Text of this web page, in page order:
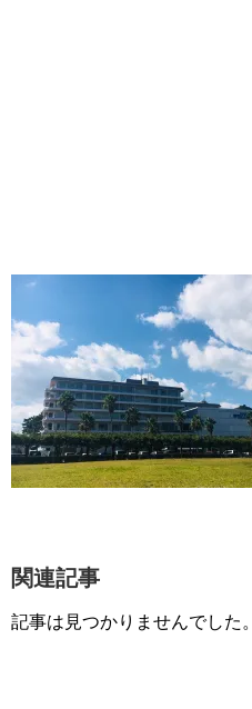
関連記事
記事は見つかりませんでした。